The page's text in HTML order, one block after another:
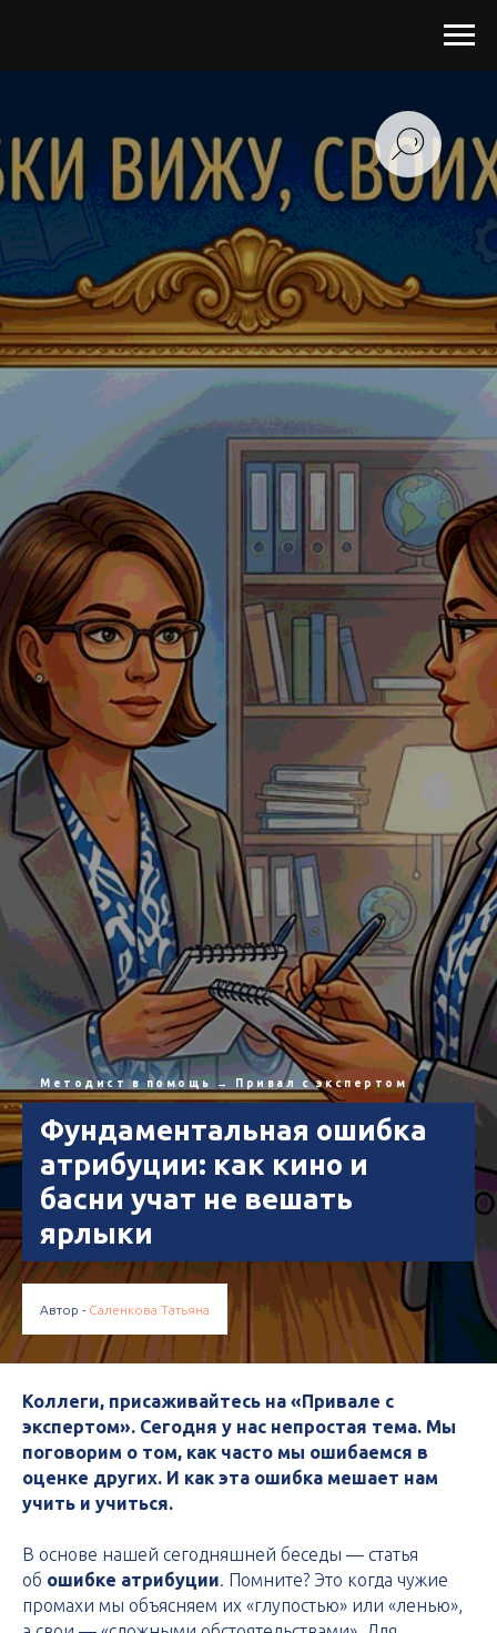
Методист в помощь → Привал с экспертом
Фундаментальная ошибка
атрибуции: как кино и
басни учат не вешать
ярлыки
Автор - Саленкова Татьяна
Коллеги, присаживайтесь на «Привале с
экспертом». Сегодня у нас непростая тема. Мы
поговорим о том, как часто мы ошибаемся в
оценке других. И как эта ошибка мешает нам
учить и учиться.
В основе нашей сегодняшней беседы — статья
об ошибке атрибуции. Помните? Это когда чужие
промахи мы объясняем их «глупостью» или «ленью»,